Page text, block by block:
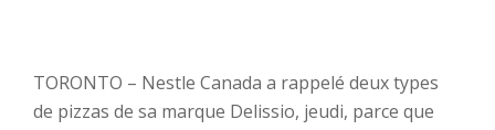
TORONTO – Nestle Canada a rappelé deux types
de pizzas de sa marque Delissio, jeudi, parce que